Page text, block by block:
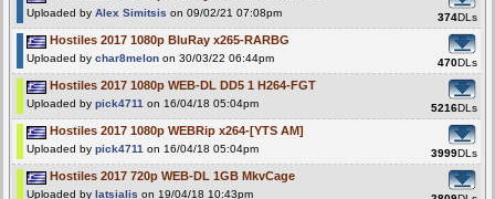
Uploaded by Alex Simitsis on 09/02/21 07:08pm 374DLs
Hostiles 2017 1080p BluRay x265-RARBG
Uploaded by char8melon on 30/03/22 06:44pm 470DLs
Hostiles 2017 1080p WEB-DL DD5 1 H264-FGT
Uploaded by pick4711 on 16/04/18 05:04pm 5216DLs
Hostiles 2017 1080p WEBRip x264-[YTS AM]
Uploaded by pick4711 on 16/04/18 05:04pm 3999DLs
Hostiles 2017 720p WEB-DL 1GB MkvCage
Uploaded by latsialis on 19/04/18 10:43pm